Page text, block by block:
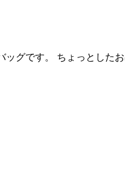
ッグです。 ちょっとした